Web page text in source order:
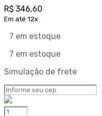
R$ 346,60
Em até 12x
7 em estoque
7 em estoque
Simulação de frete